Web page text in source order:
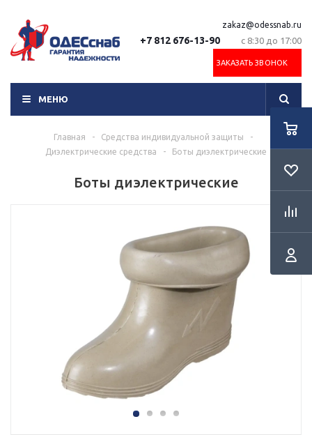
+7 812 676-13-90
zakaz@odessnab.ru
с 8:30 до 17:00
ЗАКАЗАТЬ ЗВОНОК
МЕНЮ
Главная - Средства индивидуальной защиты
-
Диэлектрические средства
- Боты диэлектрические
Боты диэлектрические